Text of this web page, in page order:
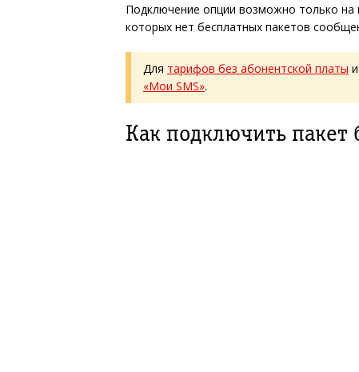
Подключение опции возможно только на
которых нет бесплатных пакетов
Для тарифов без абонентской платы
«Мои SMS».
Как подключить